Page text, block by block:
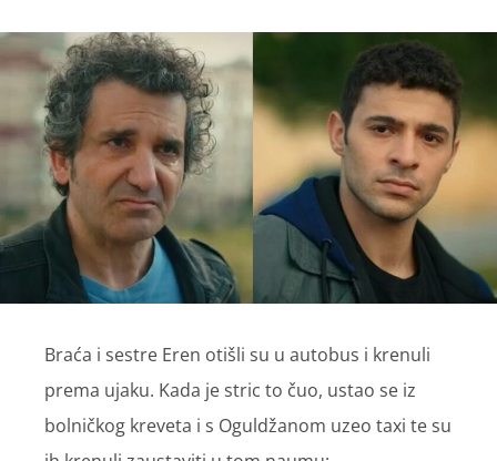
Braća i sestre Eren otišli su u autobus i krenuli
prema ujaku. Kada je stric to čuo, ustao se iz
bolničkog kreveta i s Oguldžanom uzeo taxi te su